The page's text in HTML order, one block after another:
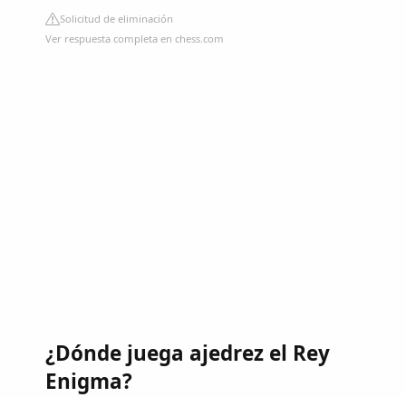
Solicitud de eliminación
Ver respuesta completa en chess.com
¿Dónde juega ajedrez el Rey
Enigma?